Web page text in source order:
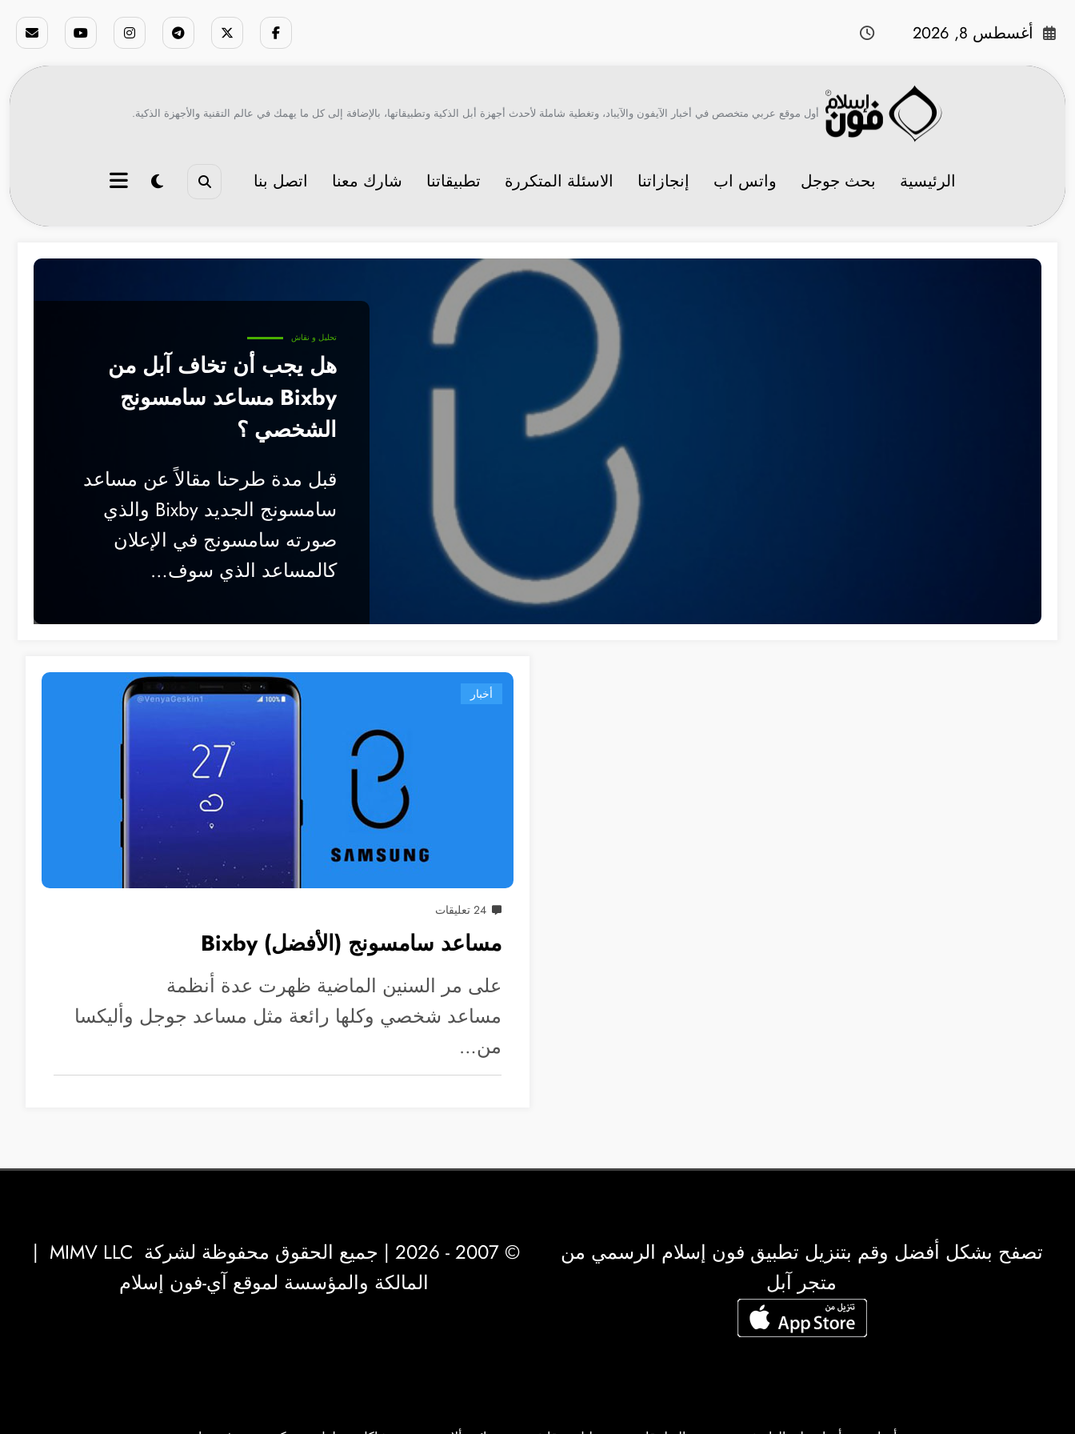
أغسطس 8, 2026
أول موقع عربي متخصص في أخبار الآيفون والآيباد، وتغطية شاملة لأحدث أجهزة أبل الذكية وتطبيقاتها، بالإضافة إلى كل ما يهمك في عالم التقنية والأجهزة الذكية.
الرئيسية بحث جوجل واتس اب إنجازاتنا الاسئلة المتكررة تطبيقاتنا شارك معنا اتصل بنا
تحليل و نقاش
هل يجب أن تخاف آبل من
Bixby مساعد سامسونج
الشخصي ؟
قبل مدة طرحنا مقالاً عن مساعد
سامسونج الجديد Bixby والذي
صورته سامسونج في الإعلان
كالمساعد الذي سوف…
أخبار
24 تعليقات
مساعد سامسونج (الأفضل) Bixby
على مر السنين الماضية ظهرت عدة أنظمة
مساعد شخصي وكلها رائعة مثل مساعد جوجل وأليكسا
من…
تصفح بشكل أفضل وقم بتنزيل تطبيق فون إسلام الرسمي من
متجر آبل
© 2007 - 2026 | جميع الحقوق محفوظة لشركة MIMV LLC
|
المالكة والمؤسسة لموقع آي-فون إسلام